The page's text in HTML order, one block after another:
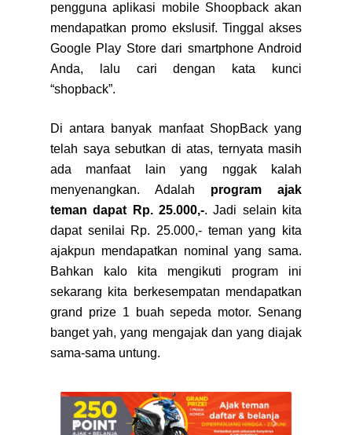
pengguna aplikasi mobile Shoopback akan
mendapatkan promo ekslusif. Tinggal akses
Google Play Store dari smartphone Android
Anda, lalu cari dengan kata kunci
“shopback”.
Di antara banyak manfaat ShopBack yang
telah saya sebutkan di atas, ternyata masih
ada manfaat lain yang nggak kalah
menyenangkan. Adalah program ajak
teman dapat Rp. 25.000,-. Jadi selain kita
dapat senilai Rp. 25.000,- teman yang kita
ajakpun mendapatkan nominal yang sama.
Bahkan kalo kita mengikuti program ini
sekarang kita berkesempatan mendapatkan
grand prize 1 buah sepeda motor. Senang
banget yah, yang mengajak dan yang diajak
sama-sama untung.